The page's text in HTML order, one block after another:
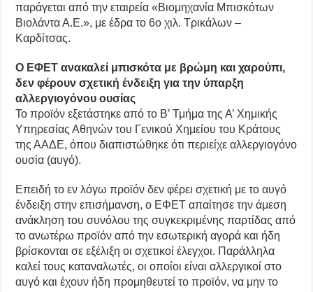
παράγεται από την εταιρεία «Βιομηχανία Μπισκότων
Βιολάντα Α.Ε.», με έδρα το 6ο χιλ. Τρικάλων –
Καρδίτσας.
Ο ΕΦΕΤ ανακαλεί μπισκότα με βρώμη και χαρούπι,
δεν φέρουν σχετική ένδειξη για την ύπαρξη
αλλεργιογόνου ουσίας
Το προϊόν εξετάστηκε από το Β’ Τμήμα της Α’ Χημικής
Υπηρεσίας Αθηνών του Γενικού Χημείου του Κράτους
της ΑΑΔΕ, όπου διαπιστώθηκε ότι περιείχε αλλεργιογόνο
ουσία (αυγό).
Επειδή το εν λόγω προϊόν δεν φέρει σχετική με το αυγό
ένδειξη στην επισήμανση, ο ΕΦΕΤ απαίτησε την άμεση
ανάκληση του συνόλου της συγκεκριμένης παρτίδας από
το ανωτέρω προϊόν από την εσωτερική αγορά και ήδη
βρίσκονται σε εξέλιξη οι σχετικοί έλεγχοι. Παράλληλα
καλεί τους καταναλωτές, οι οποίοι είναι αλλεργικοί στο
αυγό και έχουν ήδη προμηθευτεί το προϊόν, να μην το